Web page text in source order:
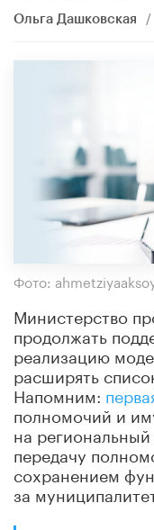
Ольга Дашковская /
Фото:
Министерство
продолжать
реализацию
расширять
Напомним:
полномочий и
на
передачу
сохранением
за